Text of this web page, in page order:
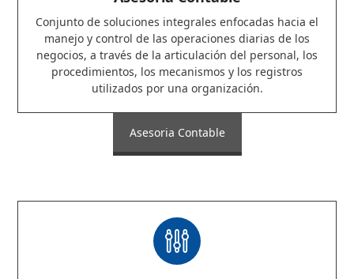
Conjunto de soluciones integrales enfocadas hacia el
manejo y control de las operaciones diarias de los
negocios, a través de la articulación del personal, los
procedimientos, los mecanismos y los registros
utilizados por una organización.
Asesoria Contable